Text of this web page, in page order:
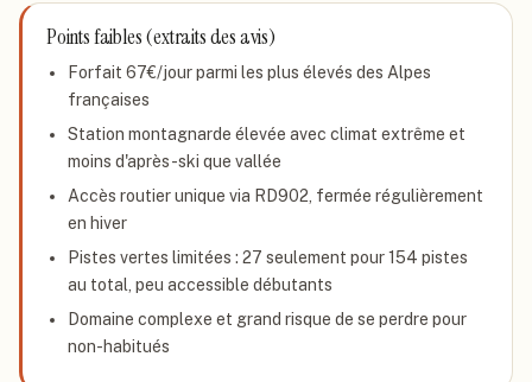
Points faibles (extraits des avis)
Forfait 67€/jour parmi les plus élevés des Alpes
françaises
Station montagnarde élevée avec climat extrême et
moins d'après-ski que vallée
Accès routier unique via RD902, fermée régulièrement
en hiver
Pistes vertes limitées : 27 seulement pour 154 pistes
au total, peu accessible débutants
Domaine complexe et grand risque de se perdre pour
non-habitués